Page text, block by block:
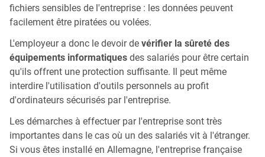
fichiers sensibles de l'entreprise : les données peuvent
facilement être piratées ou volées.
L'employeur a donc le devoir de vérifier la sûreté des
équipements informatiques des salariés pour être certain
qu'ils offrent une protection suffisante. Il peut même
interdire l'utilisation d'outils personnels au profit
d'ordinateurs sécurisés par l'entreprise.
Les démarches à effectuer par l'entreprise sont très
importantes dans le cas où un des salariés vit à l'étranger.
Si vous êtes installé en Allemagne, l'entreprise française